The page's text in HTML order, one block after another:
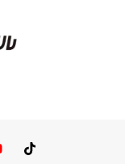
You TubeTikTok